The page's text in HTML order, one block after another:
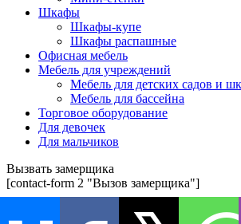
Шкафы
Шкафы-купе
Шкафы распашные
Офисная мебель
Мебель для учреждений
Мебель для детских садов и
Мебель для бассейна
Торговое оборудование
Для девочек
Для мальчиков
Вызвать замерщика
[contact-form 2 "Вызов замерщика"]